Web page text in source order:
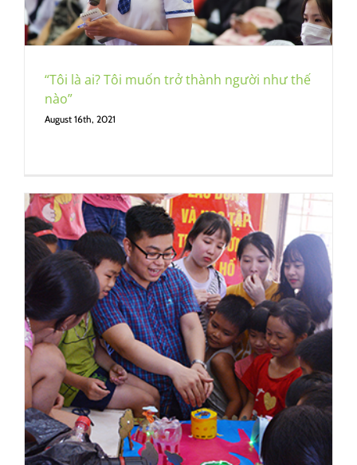
“Tôi là ai? Tôi muốn trở thành người như thế
nào”
August 16th, 2021